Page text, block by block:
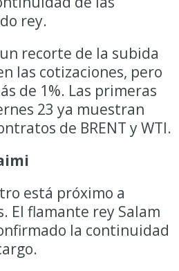
rey.
recorte de la subida
las cotizaciones, pero
de 1%. Las primeras
23 ya muestran
de BRENT y WTI.
está próximo a
El flamante rey Salam
la continuidad